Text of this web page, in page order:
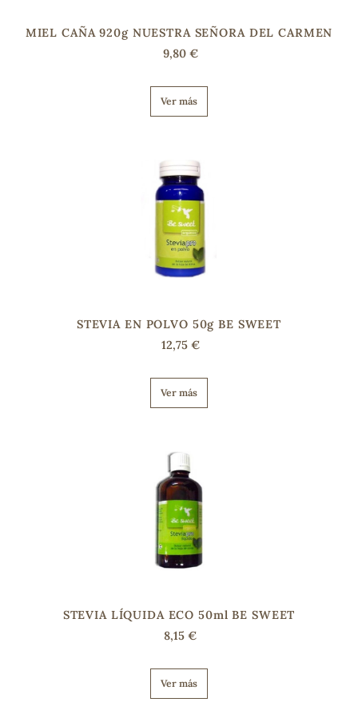
MIEL CAÑA 920g NUESTRA SEÑORA DEL CARMEN
9,80 €
Ver más
STEVIA EN POLVO 50g BE SWEET
12,75 €
Ver más
STEVIA LÍQUIDA ECO 50ml BE SWEET
8,15 €
Ver más